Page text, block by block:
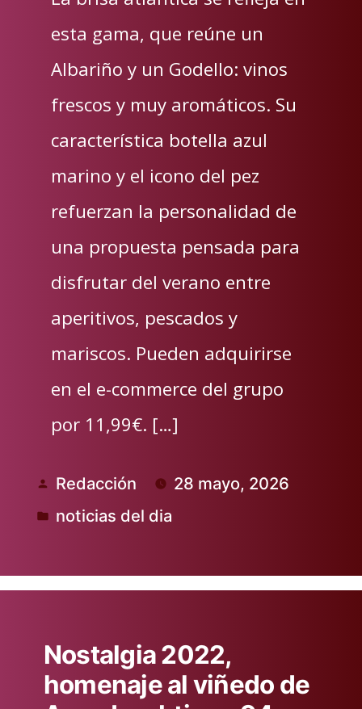
esta gama, que reúne un
Albariño y un Godello: vinos
frescos y muy aromáticos. Su
característica botella azul
marino y el icono del pez
refuerzan la personalidad de
una propuesta pensada para
disfrutar del verano entre
aperitivos, pescados y
mariscos. Pueden adquirirse
en el e-commerce del grupo
por 11,99€. […]
Publicado
por
Redacción 28 mayo, 2026
Publicado
noticias del dia
Nostalgia 2022,
homenaje al viñedo de